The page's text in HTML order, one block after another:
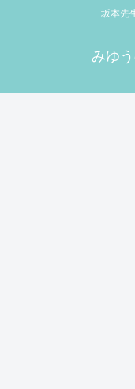
坂本先
みゆ